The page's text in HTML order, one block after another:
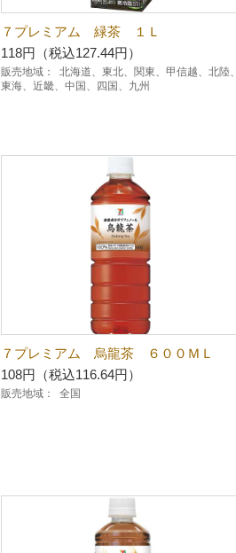
７プレミアム 緑茶 １Ｌ
118円（税込127.44円）
販売地域：
北海道、東北、関東、甲信越、北陸、
東海、近畿、中国、四国、九州
７プレミアム 烏龍茶 ６００ＭＬ
108円（税込116.64円）
販売地域： 全国